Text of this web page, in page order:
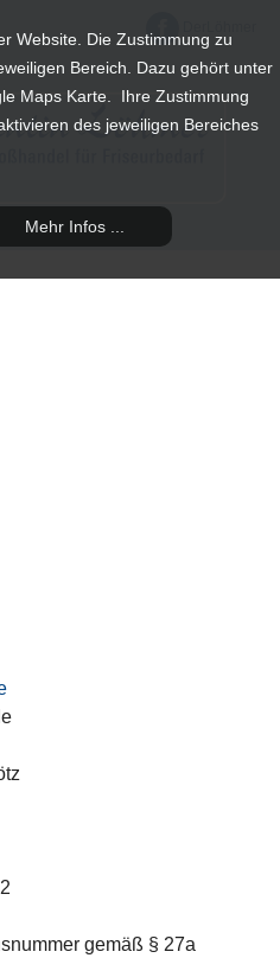
Website. Die Zustimmung zu
Bereich. Dazu gehört unter
Maps Karte. Ihre Zustimmung
des jeweiligen Bereiches
Mehr Infos ...
gemäß § 27a